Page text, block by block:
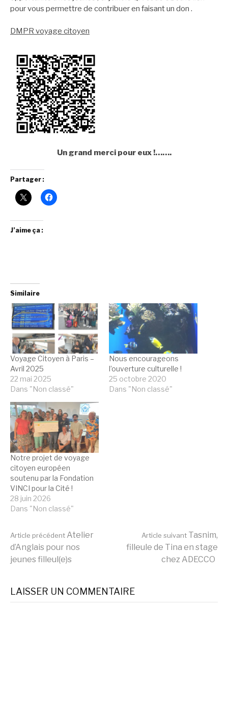
pour vous permettre de contribuer en faisant un don .
DMPR voyage citoyen
Un grand merci pour eux !…….
Partager :
J’aime ça :
Similaire
Voyage Citoyen à Paris –
Avril 2025
22 mai 2025
Dans "Non classé"
Nous encourageons
l’ouverture culturelle !
25 octobre 2020
Dans "Non classé"
Notre projet de voyage
citoyen européen
soutenu par la Fondation
VINCI pour la Cité !
28 juin 2026
Dans "Non classé"
Lire
suite
Article précédent Atelier
d’Anglais pour nos
jeunes filleul(e)s
Article suivant Tasnim,
filleule de Tina en stage
chez ADECCO
LAISSER UN COMMENTAIRE